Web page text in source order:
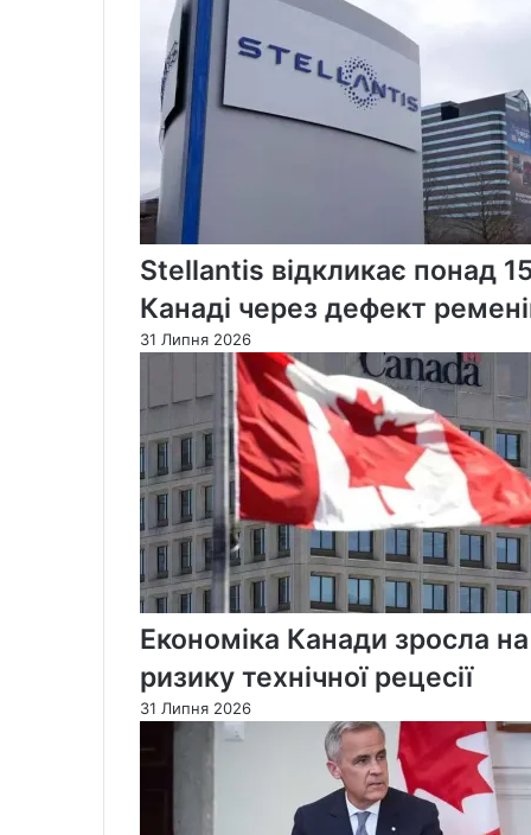
2002
року
Stellantis відкликає понад
Канаді через дефект
31 Липня 2026
Економіка Канади зросла
ризику технічної рецесії
31 Липня 2026